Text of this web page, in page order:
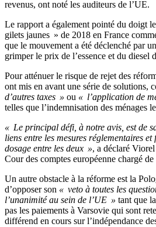
revenus, ont noté les auditeurs de l’UE.
Le rapport a également pointé du doigt
gilets jaunes » de 2018 en France
que le mouvement a été déclenché par
grimper le prix de l’essence et du diesel
Pour atténuer le risque de rejet des
ont mis en avant une série de solutions,
d’autres taxes » ou « l’application de
telles que l’indemnisation des ménages
« Le principal défi, à notre avis, est de
liens entre les mesures réglementaires
dosage entre les deux », a déclaré
Cour des comptes européenne chargé de
Un autre obstacle à la réforme est la
d’opposer son « veto à toutes les
l’unanimité au sein de l’UE » tant que
pas les paiements à Varsovie qui sont
différend en cours sur l’indépendance